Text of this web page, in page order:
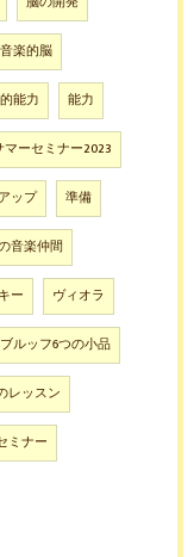
音楽的脳
能力 能力
ーセミナー2023
ップ 準備
音楽仲間
ー ヴィオラ
ブルッフ6つの小品
レッスン
ミナー